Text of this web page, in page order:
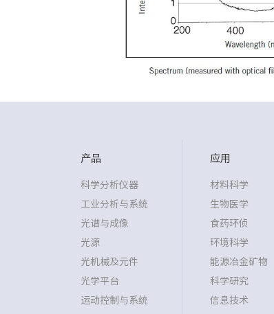
产品
科学分析仪器
工业分析与系统
光谱与成像
光源
光机械及元件
光学平台
运动控制与系统
应用
材料科学
生物医学
食药环侦
环境科学
能源冶金矿物
科学研究
信息技术